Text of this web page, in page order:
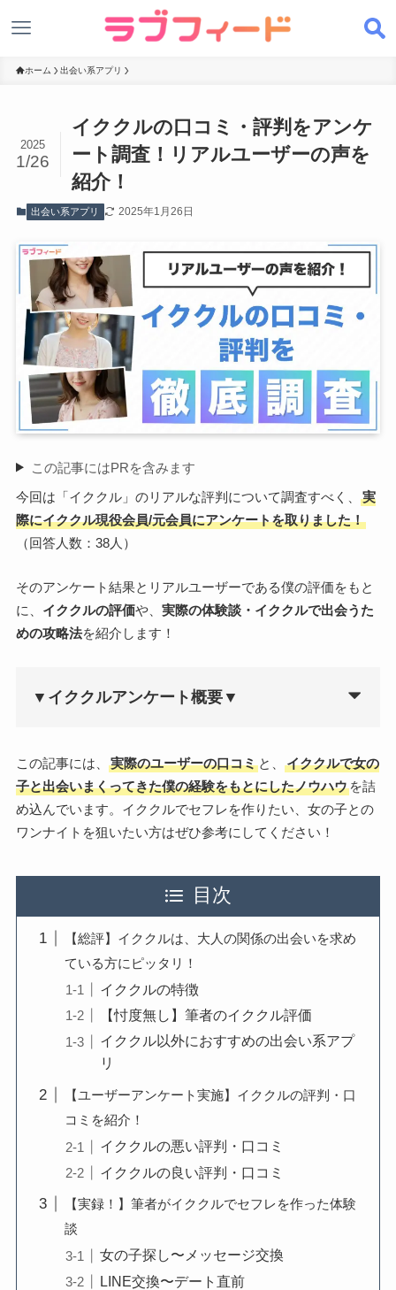
ホーム 出会い系アプリ
イククルの口コミ・評判をアンケ
ート調査！リアルユーザーの声を
紹介！
2025
1/26
出会い系アプリ 2025年1月26日
この記事にはPRを含みます
今回は「イククル」のリアルな評判について調査すべく、
実
際にイククル現役会員/元会員にアンケートを取りました！
（回答人数：38人）
そのアンケート結果とリアルユーザーである僕の評価をもと
に、 イククルの評価や、 実際の体験談・イククルで出会うた
めの攻略法を紹介します！
▼イククルアンケート概要▼
この記事には、 実際のユーザーの口コミと、
イククルで女の
子と出会いまくってきた僕の経験をもとにしたノウハウを詰
め込んでいます。イククルでセフレを作りたい、女の子との
ワンナイトを狙いたい方はぜひ参考にしてください！
目次
【総評】イククルは、大人の関係の出会いを求め
ている方にピッタリ！
イククルの特徴
【忖度無し】筆者のイククル評価
イククル以外におすすめの出会い系アプ
リ
【ユーザーアンケート実施】イククルの評判・口
コミを紹介！
イククルの悪い評判・口コミ
イククルの良い評判・口コミ
【実録！】筆者がイククルでセフレを作った体験
談
女の子探し〜メッセージ交換
LINE交換〜デート直前